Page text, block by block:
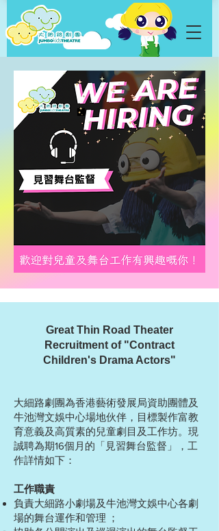
Great Thin Road Theater
Recruitment of "Contract
Children's Drama Actors"
大細路劇團為香港藝術發展局資助團體及
牛池灣文娛中心場地伙伴，目標製作富教
育意義及高質素的兒童劇目及工作坊。現
誠聘為期16個月的「見習舞台監督」，工
作詳情如下：
工作職責
負責大細路小劇場及牛池灣文娛中心各劇
場的舞台運作和管理 ；